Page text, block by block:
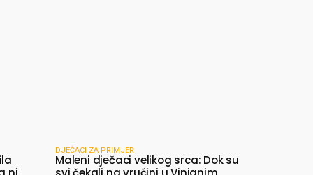
DJEČACI ZA PRIMJER
Maleni dječaci velikog srca: Dok su